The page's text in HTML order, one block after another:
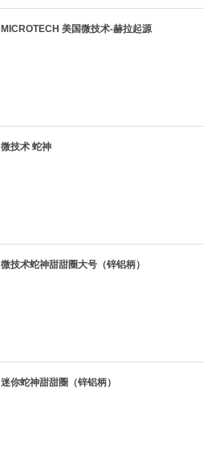
MICROTECH 美国微技术-赫拉起源
微技术 蛇神
微技术蛇神甜甜圈大号（锌铝柄）
迷你蛇神甜甜圈（锌铝柄）